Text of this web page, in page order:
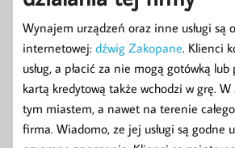
Wynajem urządzeń oraz inne usługi są
internetowej: dźwig Zakopane. Klienci
usług, a płacić za nie mogą gotówką
kartą kredytową także wchodzi w grę.
tym miastem, a nawet na terenie całego
firma. Wiadomo, ze jej usługi są godne